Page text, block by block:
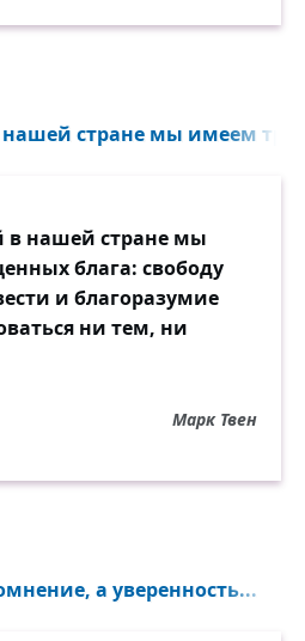
стране мы имеем три
нашей стране мы
блага: свободу
и благоразумие
ни тем, ни
Марк Твен
а уверенность...